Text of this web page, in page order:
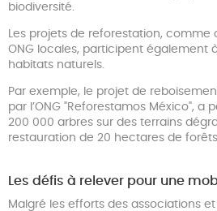
biodiversité.
Les projets de reforestation, comme
ONG locales, participent également
habitats naturels.
Par exemple, le projet de
par l’ONG "Reforestamos México", a
200 000 arbres sur des terrains
restauration de 20 hectares de
Les défis à relever pour une
Malgré les efforts des associations